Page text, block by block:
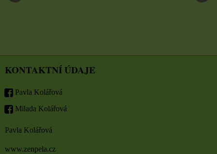
KONTAKTNÍ ÚDAJE
Pavla Kolářová
Milada Kolářová
Pavla Kolářová
www.zenpela.cz